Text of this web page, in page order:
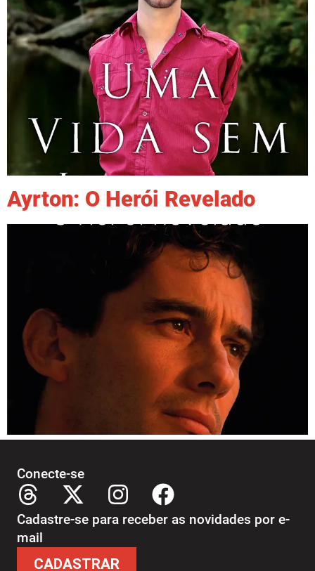
Ayrton: O Herói Revelado
Conecte-se
Cadastre-se para receber as novidades por e-
mail
CADASTRAR